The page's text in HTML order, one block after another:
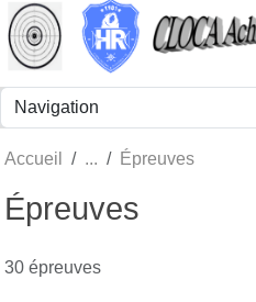
Accueil Épreuves
Épreuves
30 épreuves
Panneau de gestion des cookies